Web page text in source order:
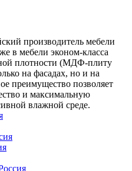
производитель мебели
в мебели эконом-класса
плотности (МДФ-плиту
на фасадах, но и на
преимущество позволяет
и максимальную
влажной среде.